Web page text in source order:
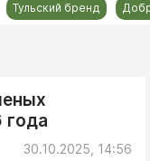
Тульский бренд
года
30.10.2025, 14:56